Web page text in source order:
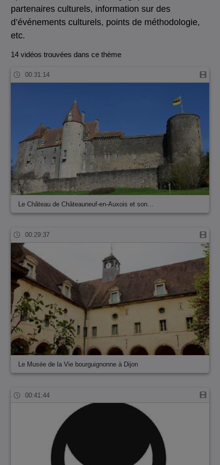
partenaires culturels, information sur des
d’événements culturels, points de méthodologie,
etc.
14 vidéos trouvées dans ce thème
00:31:14
Le Château de Châteauneuf-en-Auxois et son…
00:29:37
Le Musée de la Vie bourguignonne à Dijon
00:41:44